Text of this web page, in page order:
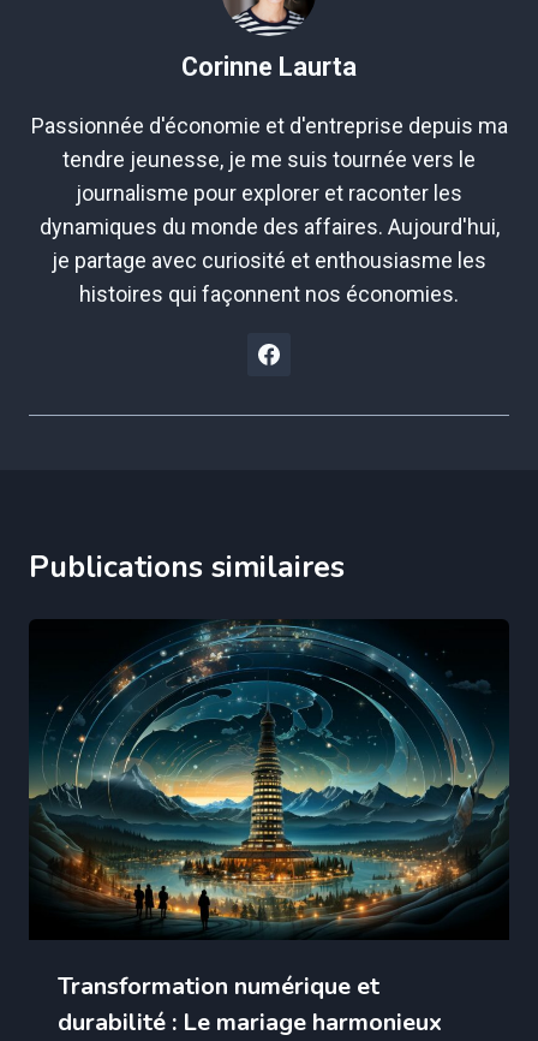
Corinne Laurta
Passionnée d'économie et d'entreprise depuis ma
tendre jeunesse, je me suis tournée vers le
journalisme pour explorer et raconter les
dynamiques du monde des affaires. Aujourd'hui,
je partage avec curiosité et enthousiasme les
histoires qui façonnent nos économies.
Publications similaires
Transformation numérique et
durabilité : Le mariage harmonieux